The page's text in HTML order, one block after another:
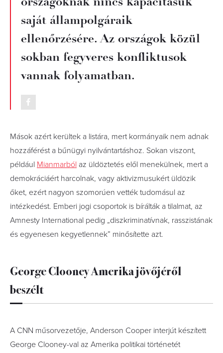
saját állampolgáraik
ellenőrzésére. Az országok közül
sokban fegyveres konfliktusok
vannak folyamatban.
Mások azért kerültek a listára, mert kormányaik nem adnak
hozzáférést a bűnügyi nyilvántartáshoz. Sokan viszont,
például Mianmarból az üldöztetés elől menekülnek, mert a
demokráciáért harcolnak, vagy aktivizmusukért üldözik
őket, ezért nagyon szomorúen vették tudomásul az
intézkedést. Emberi jogi csoportok is bírálták a tilalmat, az
Amnesty International pedig „diszkriminatívnak, rasszistának
és egyenesen kegyetlennek” minősítette azt.
George Clooney Amerika jövőjéről
beszélt
A CNN műsorvezetője, Anderson Cooper interjút készített
George Clooney-val az Amerika politikai történetét